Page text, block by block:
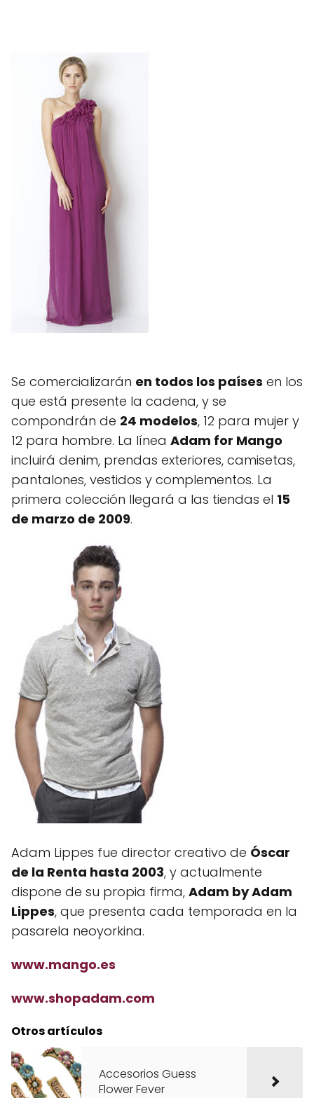
Se comercializarán en todos los países en los
que está presente la cadena, y se
compondrán de 24 modelos, 12 para mujer y
12 para hombre. La línea Adam for Mango
incluirá denim, prendas exteriores, camisetas,
pantalones, vestidos y complementos. La
primera colección llegará a las tiendas el 15
de marzo de 2009.
Adam Lippes fue director creativo de Óscar
de la Renta hasta 2003, y actualmente
dispone de su propia firma, Adam by Adam
Lippes, que presenta cada temporada en la
pasarela neoyorkina.
www.mango.es
www.shopadam.com
Otros artículos
Accesorios Guess
Flower Fever